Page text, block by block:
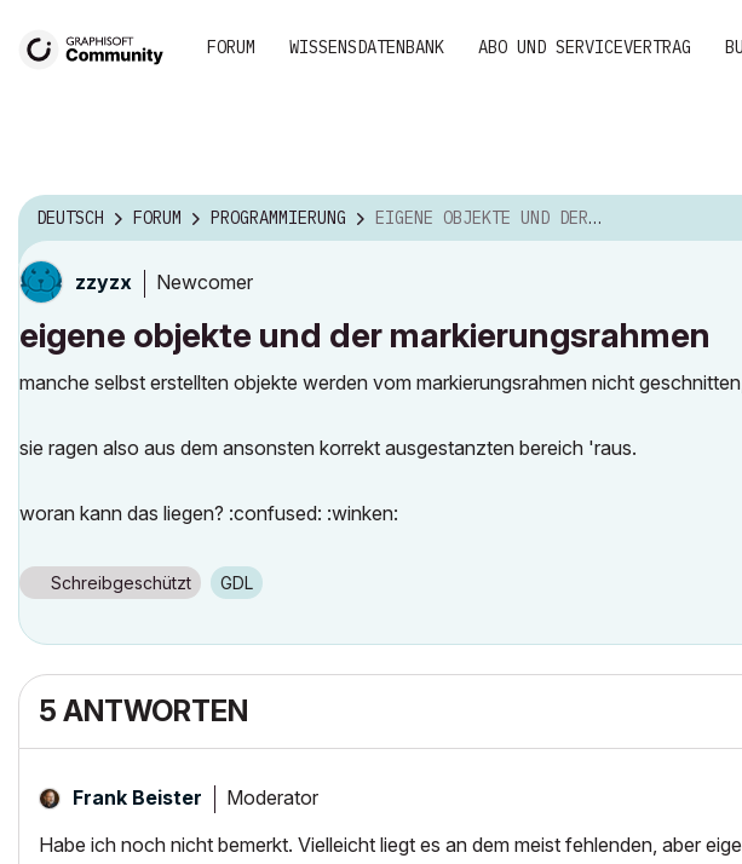
FORUM WISSENSDATENBANK ABO UND SERVICEVERTRAG
DEUTSCH FORUM PROGRAMMIERUNG EIGENE OBJEKTE UND DER MARKIERUNGSRAHMEN
zzyzx Newcomer
eigene objekte und der markierungsrahmen
manche selbst erstellten objekte werden vom markierungsrahmen nicht
sie ragen also aus dem ansonsten korrekt ausgestanzten bereich 'raus.
woran kann das liegen? :confused: :winken:
Schreibgeschützt GDL
5 ANTWORTEN
Frank Beister Moderator
Habe ich noch nicht bemerkt. Vielleicht liegt es an dem meist fehlenden, aber